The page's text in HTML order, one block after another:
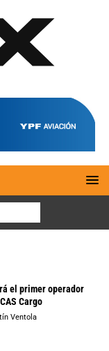
el primer operador
Cargo
Ventola